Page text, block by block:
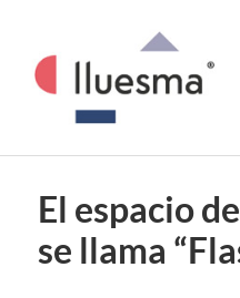
El espacio
se llama